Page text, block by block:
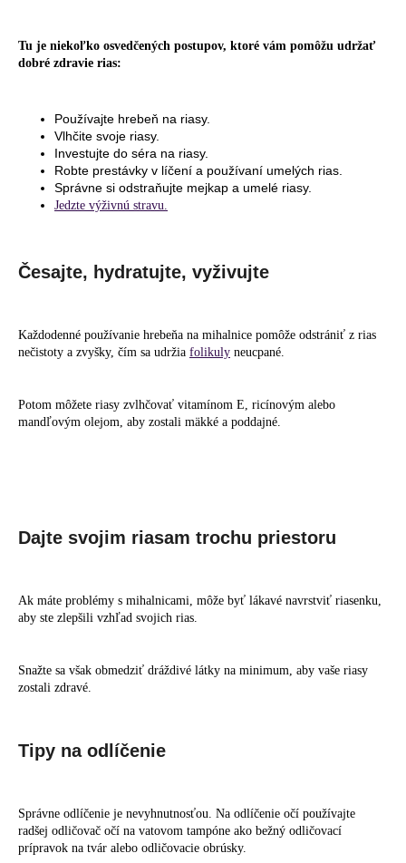
Tu je niekoľko osvedčených postupov, ktoré vám pomôžu udržať
dobré zdravie rias:
Používajte hrebeň na riasy.
Vlhčite svoje riasy.
Investujte do séra na riasy.
Robte prestávky v líčení a používaní umelých rias.
Správne si odstraňujte mejkap a umelé riasy.
Jedzte výživnú stravu.
Česajte, hydratujte, vyživujte
Každodenné používanie hrebeňa na mihalnice pomôže odstrániť z rias
nečistoty a zvyšky, čím sa udržia folikuly neucpané.
Potom môžete riasy zvlhčovať vitamínom E, ricínovým alebo
mandľovým olejom, aby zostali mäkké a poddajné.
Dajte svojim riasam trochu priestoru
Ak máte problémy s mihalnicami, môže byť lákavé navrstviť riasenku,
aby ste zlepšili vzhľad svojich rias.
Snažte sa však obmedziť dráždivé látky na minimum, aby vaše riasy
zostali zdravé.
Tipy na odlíčenie
Správne odlíčenie je nevyhnutnosťou. Na odlíčenie očí používajte
radšej odličovač očí na vatovom tampóne ako bežný odličovací
prípravok na tvár alebo odličovacie obrúsky.